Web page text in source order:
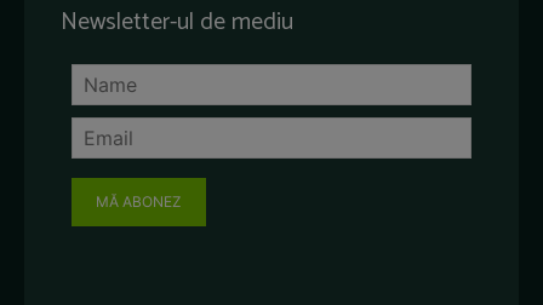
Newsletter-ul de mediu
MĂ ABONEZ